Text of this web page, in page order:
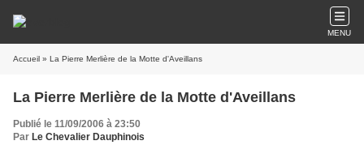
MENU
Accueil » La Pierre Merlière de la Motte d'Aveillans
La Pierre Merlière de la Motte d'Aveillans
Publié le 11/09/2006 à 23:50
Par Le Chevalier Dauphinois